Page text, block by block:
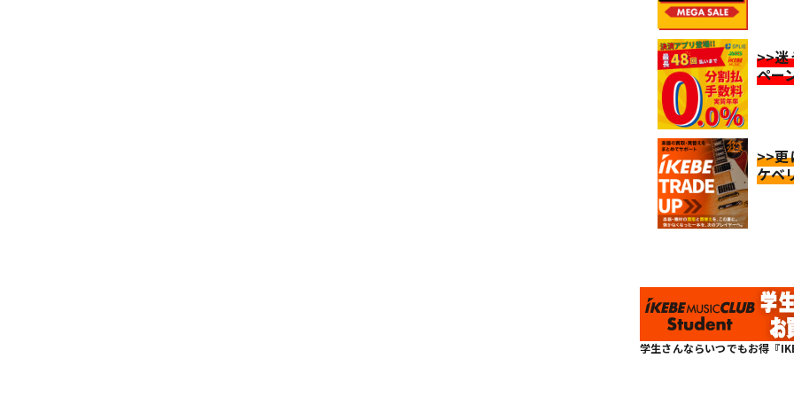
>>迷
ペー
>>更
ケベ
学生さんならいつでもお得『